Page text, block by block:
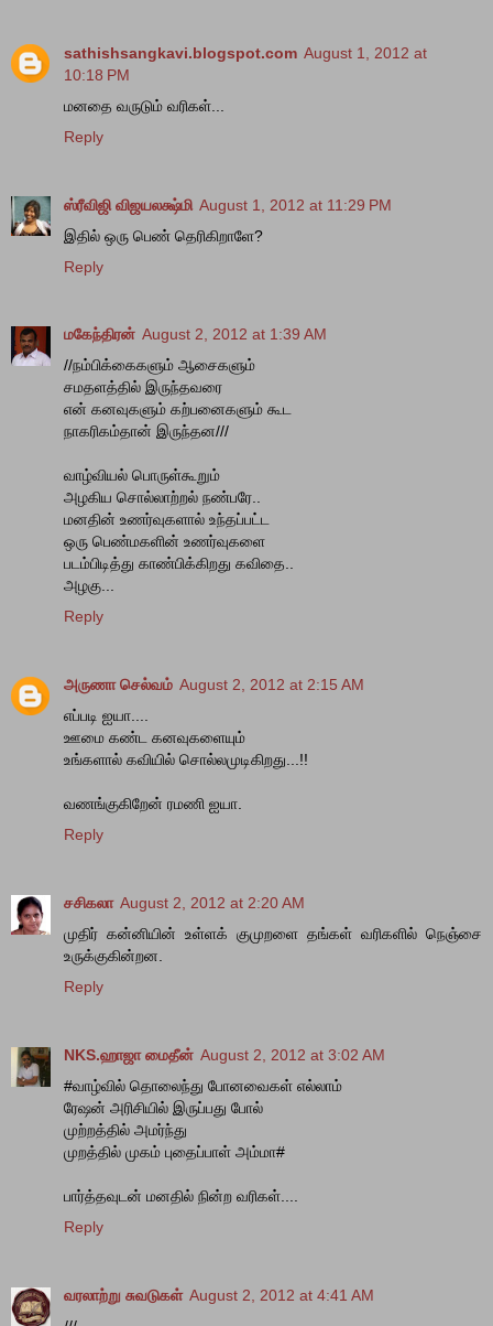
sathishsangkavi.blogspot.com August 1, 2012 at
10:18 PM
மனதை வருடும் வரிகள்...
Reply
ஸ்ரீவிஜி விஜயலக்ஷ்மி August 1, 2012 at 11:29 PM
இதில் ஒரு பெண் தெரிகிறாளே?
Reply
மகேந்திரன் August 2, 2012 at 1:39 AM
//நம்பிக்கைகளும் ஆசைகளும்
சமதளத்தில் இருந்தவரை
என் கனவுகளும் கற்பனைகளும் கூட
நாகரிகம்தான் இருந்தன///
வாழ்வியல் பொருள்கூறும்
அழகிய சொல்லாற்றல் நண்பரே..
மனதின் உணர்வுகளால் உந்தப்பட்ட
ஒரு பெண்மகளின் உணர்வுகளை
படம்பிடித்து காண்பிக்கிறது கவிதை..
அழகு...
Reply
அருணா செல்வம் August 2, 2012 at 2:15 AM
எப்படி ஐயா....
ஊமை கண்ட கனவுகளையும்
உங்களால் கவியில் சொல்லமுடிகிறது...!!
வணங்குகிறேன் ரமணி ஐயா.
Reply
சசிகலா August 2, 2012 at 2:20 AM
முதிர் கன்னியின் உள்ளக் குமுறளை தங்கள் வரிகளில் நெஞ்சை
உருக்குகின்றன.
Reply
NKS.ஹாஜா மைதீன் August 2, 2012 at 3:02 AM
#வாழ்வில் தொலைந்து போனவைகள் எல்லாம்
ரேஷன் அரிசியில் இருப்பது போல்
முற்றத்தில் அமர்ந்து
முறத்தில் முகம் புதைப்பாள் அம்மா#
பார்த்தவுடன் மனதில் நின்ற வரிகள்....
Reply
வரலாற்று சுவடுகள் August 2, 2012 at 4:41 AM